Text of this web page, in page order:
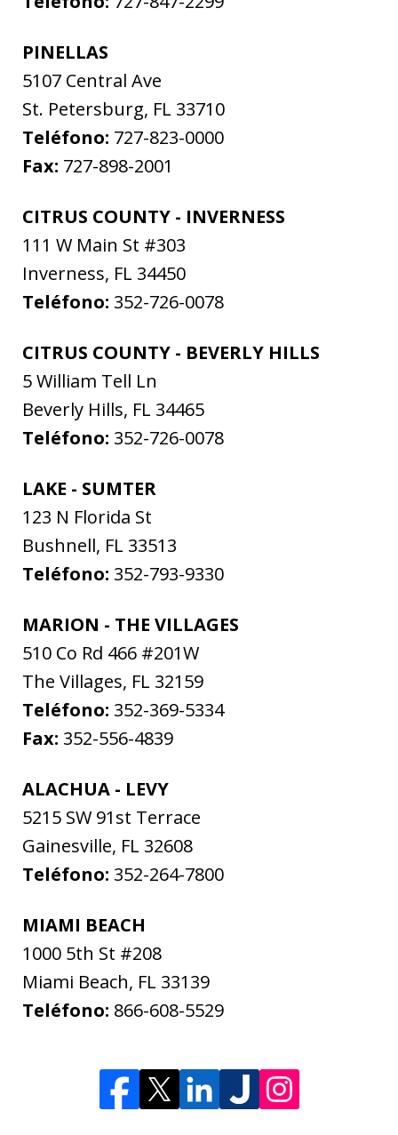
PINELLAS
5107 Central Ave
St. Petersburg, FL 33710
Teléfono: 727-823-0000
Fax: 727-898-2001
CITRUS COUNTY - INVERNESS
111 W Main St #303
Inverness, FL 34450
Teléfono: 352-726-0078
CITRUS COUNTY - BEVERLY HILLS
5 William Tell Ln
Beverly Hills, FL 34465
Teléfono: 352-726-0078
LAKE - SUMTER
123 N Florida St
Bushnell, FL 33513
Teléfono: 352-793-9330
MARION - THE VILLAGES
510 Co Rd 466 #201W
The Villages, FL 32159
Teléfono: 352-369-5334
Fax: 352-556-4839
ALACHUA - LEVY
5215 SW 91st Terrace
Gainesville, FL 32608
Teléfono: 352-264-7800
MIAMI BEACH
1000 5th St #208
Miami Beach, FL 33139
Teléfono: 866-608-5529